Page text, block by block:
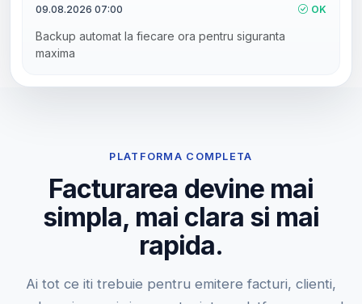
09.08.2026 07:00
OK
Backup automat la fiecare ora pentru siguranta
maxima
PLATFORMA COMPLETA
Facturarea devine mai
simpla, mai clara si mai
rapida.
Ai tot ce iti trebuie pentru emitere facturi, clienti,